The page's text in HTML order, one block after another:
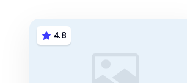
4.8